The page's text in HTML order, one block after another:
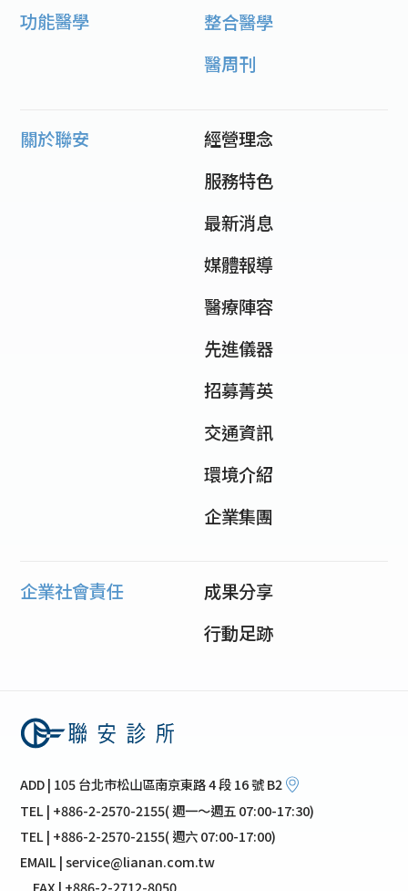
功能醫學
整合醫學
醫周刊
關於聯安
經營理念
服務特色
最新消息
媒體報導
醫療陣容
先進儀器
招募菁英
交通資訊
環境介紹
企業集團
企業社會責任
成果分享
行動足跡
ADD | 105 台北市松山區南京東路 4 段 16 號 B2
TEL | +886-2-2570-2155( 週一～週五 07:00-17:30)
TEL | +886-2-2570-2155( 週六 07:00-17:00)
EMAIL | service@lianan.com.tw
FAX | +886-2-2712-8050